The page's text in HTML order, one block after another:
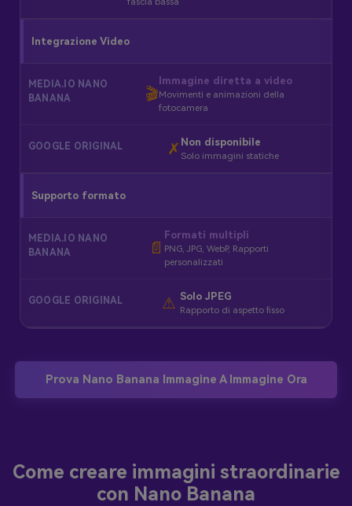
Integrazione Video
🎬
Immagine diretta a video
Movimenti e animazioni della
fotocamera
✗ Non disponibile
Solo immagini statiche
Supporto formato
📄
Formati multipli
PNG, JPG, WebP, Rapporti
personalizzati
⚠ ️ Solo JPEG
Rapporto di aspetto fisso
Prova Nano Banana Immagine A Immagine Ora
Come creare immagini straordinarie
con Nano Banana